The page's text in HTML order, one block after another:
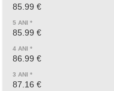
85.99 €
85.99 €
86.99 €
87.16 €